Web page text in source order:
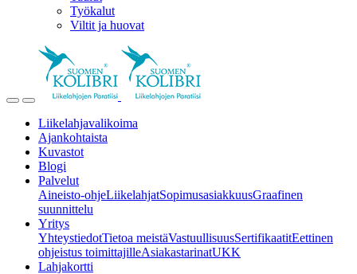
Työkalut
Viltit ja huovat
Liikelahjavalikoima
Ajankohtaista
Kuvastot
Blogi
Palvelut
Aineisto-ohjeLiikelahjatSopimusasiakkuusGraafinen
suunnittelu
Yritys
YhteystiedotTietoa meistäVastuullisuusSertifikaatitEettinen
ohjeistus toimittajilleAsiakastarinatUKK
Lahjakortti